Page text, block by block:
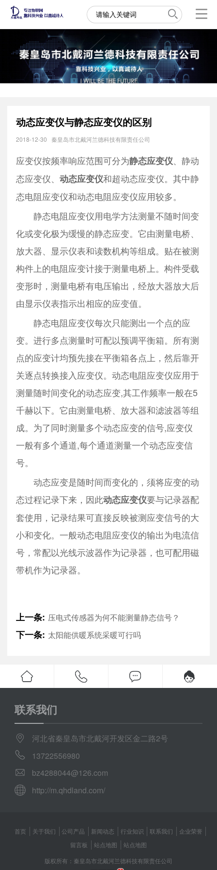
动态应变仪与静态应变仪的区别
2018-12-30 秦皇岛市北戴河兰德科技有限责任公司
应变仪按频率响应范围可分为静态应变仪、静动
态应变仪、 动态应变仪和超动态应变仪。其中静
态电阻应变仪和动态电阻应变仪应用较多。
静态电阻应变仪用电学方法测量不随时间变
化或变化极为缓慢的静态应变。它由测量电桥、
放大器、显示仪表和读数机构等组成。贴在被测
构件上的电阻应变计接于测量电桥上。构件受载
变形时，测量电桥有电压输出，经放大器放大后
由显示仪表指示出相应的应变值。
静态电阻应变仪每次只能测出一个点的应
变。进行多点测量时可配以预调平衡箱。所有测
点的应变计均预先接在平衡箱各点上，然后靠开
关逐点转换接入应变仪。动态电阻应变仪应用于
测量随时间变化的动态应变,其工作频率一般在5
千赫以下。它由测量电桥、放大器和滤波器等组
成。为了同时测量多个动态应变的信号,应变仪
一般有多个通道,每个通道测量一个动态应变信
号。
动态应变是随时间而变化的，须将应变的动
态过程记录下来，因此动态应变仪要与记录器配
套使用，记录结果可直接反映被测应变信号的大
小和变化。一般动态电阻应变仪的输出为电流信
号，常配以光线示波器作为记录器，也可配用磁
带机作为记录器。
上一条: 压电式传感器为何不能测量静态信号？
下一条: 太阳能供暖系统采暖可行吗
联系我们
河北省秦皇岛市北戴河开发区金二路2号
13722556980
bz4288044@126.com
http://m.qhdland.com/
首页 关于我们 公司产品 新闻动态 行业知识 联系我们
企业荣誉
留言板
站点地图
站点地图
版权所有：秦皇岛市北戴河兰德科技有限责任公司